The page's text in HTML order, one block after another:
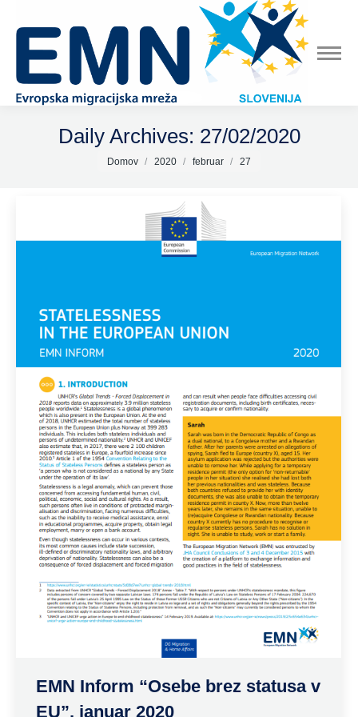
Daily Archives: 27/02/2020
You are here:
Domov 2020 februar 27
EMN Inform “Osebe brez statusa v
EU”, januar 2020